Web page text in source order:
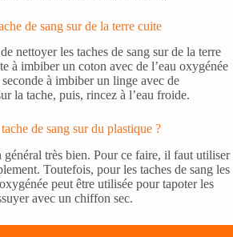
de sang sur de la terre cuite
nettoyer les taches de sang sur de la terre
à imbiber un coton avec de l’eau oxygénée
à imbiber un linge avec de
la tache, puis, rincez à l’eau froide.
de sang sur du plastique ?
général très bien. Pour ce faire, il faut utiliser
Toutefois, pour les taches de sang les
peut être utilisée pour tapoter les
avec un chiffon sec.